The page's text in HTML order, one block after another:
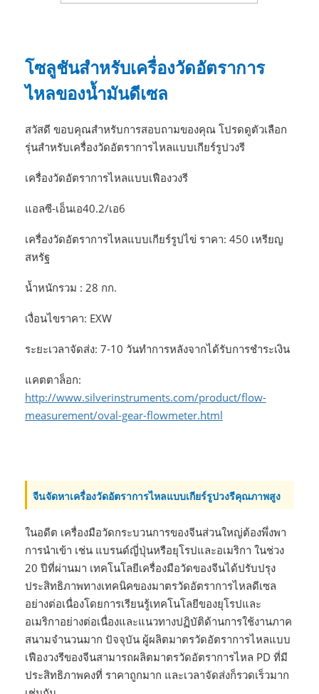
โซลูชันสำหรับเครื่องวัดอัตราการ
ไหลของน้ำมันดีเซล
สวัสดี ขอบคุณสำหรับการสอบถามของคุณ โปรดดูตัวเลือก
รุ่นสำหรับเครื่องวัดอัตราการไหลแบบเกียร์รูปวงรี
เครื่องวัดอัตราการไหลแบบเฟืองวงรี
แอลซี-เอ็นเอ40.2/เอ6
เครื่องวัดอัตราการไหลแบบเกียร์รูปไข่ ราคา: 450 เหรียญ
สหรัฐ
น้ำหนักรวม : 28 กก.
เงื่อนไขราคา: EXW
ระยะเวลาจัดส่ง: 7-10 วันทำการหลังจากได้รับการชำระเงิน
แคตตาล็อก:
http://www.silverinstruments.com/product/flow-
measurement/oval-gear-flowmeter.html
จีนจัดหาเครื่องวัดอัตราการไหลแบบเกียร์รูปวงรีคุณภาพสูง
ในอดีต เครื่องมือวัดกระบวนการของจีนส่วนใหญ่ต้องพึ่งพา
การนำเข้า เช่น แบรนด์ญี่ปุ่นหรือยุโรปและอเมริกา ในช่วง
20 ปีที่ผ่านมา เทคโนโลยีเครื่องมือวัดของจีนได้ปรับปรุง
ประสิทธิภาพทางเทคนิคของมาตรวัดอัตราการไหลดีเซล
อย่างต่อเนื่องโดยการเรียนรู้เทคโนโลยีของยุโรปและ
อเมริกาอย่างต่อเนื่องและแนวทางปฏิบัติด้านการใช้งานภาค
สนามจำนวนมาก ปัจจุบัน ผู้ผลิตมาตรวัดอัตราการไหลแบบ
เฟืองวงรีของจีนสามารถผลิตมาตรวัดอัตราการไหล PD ที่มี
ประสิทธิภาพคงที่ ราคาถูกมาก และเวลาจัดส่งก็รวดเร็วมาก